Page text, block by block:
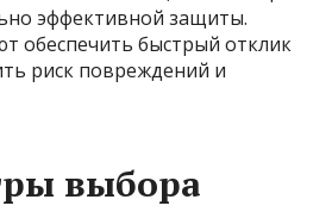
эффективной защиты.
обеспечить быстрый отклик
риск повреждений и
выбора